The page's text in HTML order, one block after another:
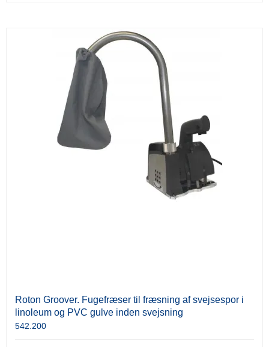
Roton Groover. Fugefræser til fræsning af svejsespor i
linoleum og PVC gulve inden svejsning
542.200